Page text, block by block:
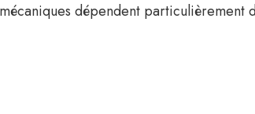
dépendent particulièrement